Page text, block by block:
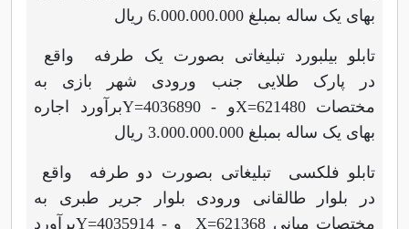
بهای یک ساله بمبلغ 6.000.000.000 ریال
در پارک طلایی جنب ورودی شهر بازی به
مختصات X=621480و Y=4036890 -برآورد اجاره
بهای یک ساله بمبلغ 3.000.000.000 ریال
در بلوار طالقانی ورودی بلوار جریر طبری به
مختصات میانی X=621368 و Y=4035914 -برآورد